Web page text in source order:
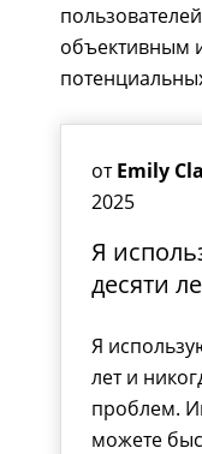
объективным
отEmily
2025
Я
десяти
Я
лет и
проблем.
можете